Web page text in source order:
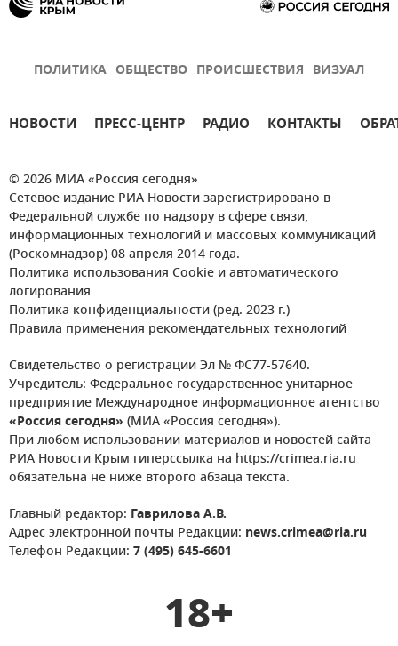
ПОЛИТИКА ОБЩЕСТВО ПРОИСШЕСТВИЯ ВИЗУАЛ
НОВОСТИ ПРЕСС-ЦЕНТР РАДИО КОНТАКТЫ
© 2026 МИА «Россия сегодня»
Сетевое издание РИА Новости зарегистрировано в
Федеральной службе по надзору в сфере связи,
информационных технологий и массовых коммуникаций
(Роскомнадзор) 08 апреля 2014 года.
Политика использования Cookie и автоматического
логирования
Политика конфиденциальности (ред. 2023 г.)
Правила применения рекомендательных технологий
Свидетельство о регистрации Эл № ФС77-57640.
Учредитель: Федеральное государственное унитарное
предприятие Международное информационное агентство
«Россия сегодня» (МИА «Россия сегодня»).
При любом использовании материалов и новостей сайта
РИА Новости Крым гиперссылка на https://crimea.ria.ru
обязательна не ниже второго абзаца текста.
Главный редактор: Гаврилова А.В.
Адрес электронной почты Редакции: news.crimea@ria.ru
Телефон Редакции: 7 (495) 645-6601
18+